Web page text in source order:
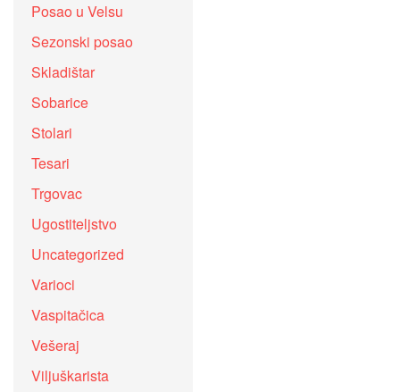
Posao u Velsu
Sezonski posao
Skladištar
Sobarice
Stolari
Tesari
Trgovac
Ugostiteljstvo
Uncategorized
Varioci
Vaspitačica
Vešeraj
Viljuškarista